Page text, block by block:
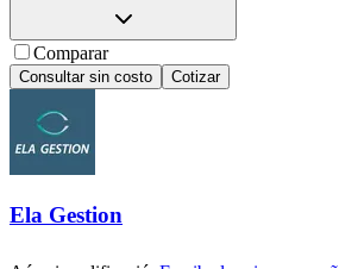
Comparar
Consultar sin costo Cotizar
Ela Gestion